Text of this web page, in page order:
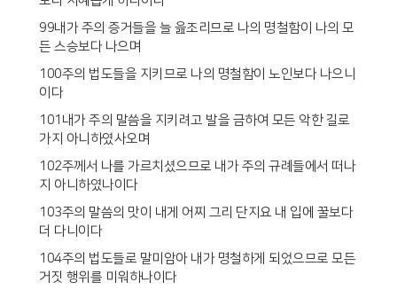
99내가 주의 증거들을 늘 읊조리므로 나의 명철함이 나의 모
든 스승보다 나으며
100주의 법도들을 지키므로 나의 명철함이 노인보다 나으니
이다
101내가 주의 말씀을 지키려고 발을 금하여 모든 악한 길로
가지 아니하였사오며
102주께서 나를 가르치셨으므로 내가 주의 규례들에서 떠나
지 아니하였나이다
103주의 말씀의 맛이 내게 어찌 그리 단지요 내 입에 꿀보다
더 다니이다
104주의 법도들로 말미암아 내가 명철하게 되었으므로 모든
거짓 행위를 미워하나이다